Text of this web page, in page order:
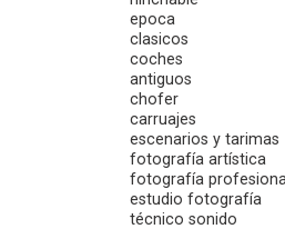
epoca
clasicos
coches
antiguos
chofer
carruajes
escenarios y tarimas
fotografía artística
fotografía profesional
estudio fotografía
técnico sonido